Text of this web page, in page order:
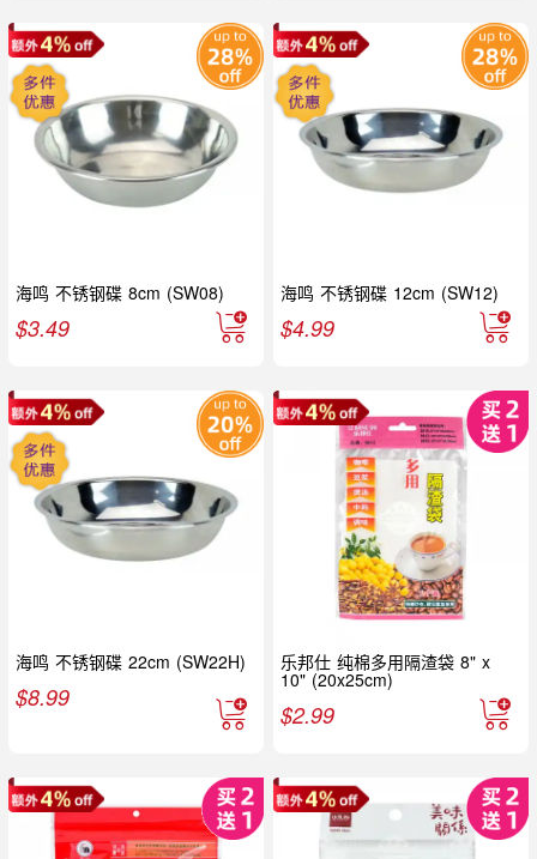
海鸣 不锈钢碟 8cm (SW08)
$3.49
海鸣 不锈钢碟 12cm (SW12)
$4.99
海鸣 不锈钢碟 22cm (SW22H)
$8.99
乐邦仕 纯棉多用隔渣袋 8" x
10" (20x25cm)
$2.99